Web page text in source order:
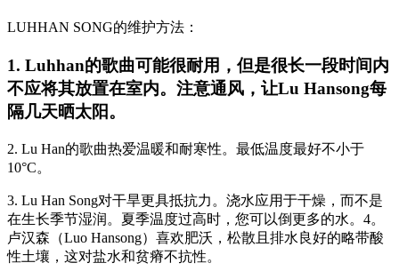
LUHHAN SONG的维护方法：
1. Luhhan的歌曲可能很耐用，但是很长一段时间内
不应将其放置在室内。注意通风，让Lu Hansong每
隔几天晒太阳。
2. Lu Han的歌曲热爱温暖和耐寒性。最低温度最好不小于
10°C。
3. Lu Han Song对干旱更具抵抗力。浇水应用于干燥，而不是
在生长季节湿润。夏季温度过高时，您可以倒更多的水。4。
卢汉森（Luo Hansong）喜欢肥沃，松散且排水良好的略带酸
性土壤，这对盐水和贫瘠不抗性。